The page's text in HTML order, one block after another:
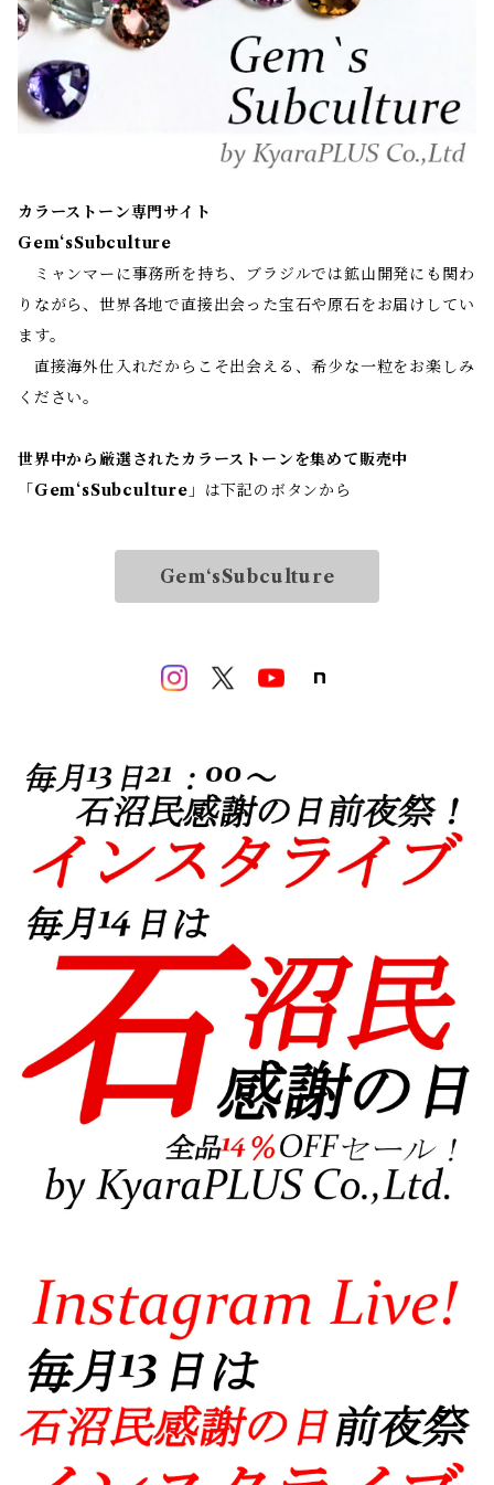
カラーストーン専門サイト
Gem‘sSubculture
ミャンマーに事務所を持ち、ブラジルでは鉱山開発にも関わ
りながら、世界各地で直接出会った宝石や原石をお届けしてい
ます。
直接海外仕入れだからこそ出会える、希少な一粒をお楽しみ
ください。
世界中から厳選されたカラーストーンを集めて販売中
「 Gem‘sSubculture 」は下記のボタンから
Gem‘sSubculture